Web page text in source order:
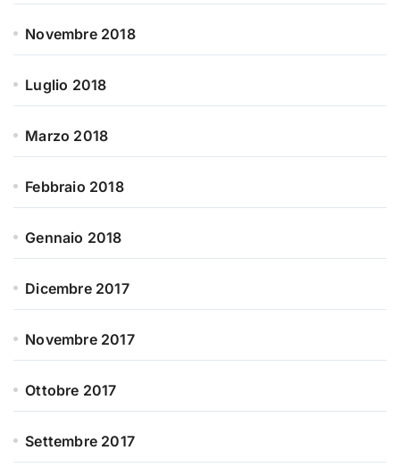
Novembre 2018
Luglio 2018
Marzo 2018
Febbraio 2018
Gennaio 2018
Dicembre 2017
Novembre 2017
Ottobre 2017
Settembre 2017